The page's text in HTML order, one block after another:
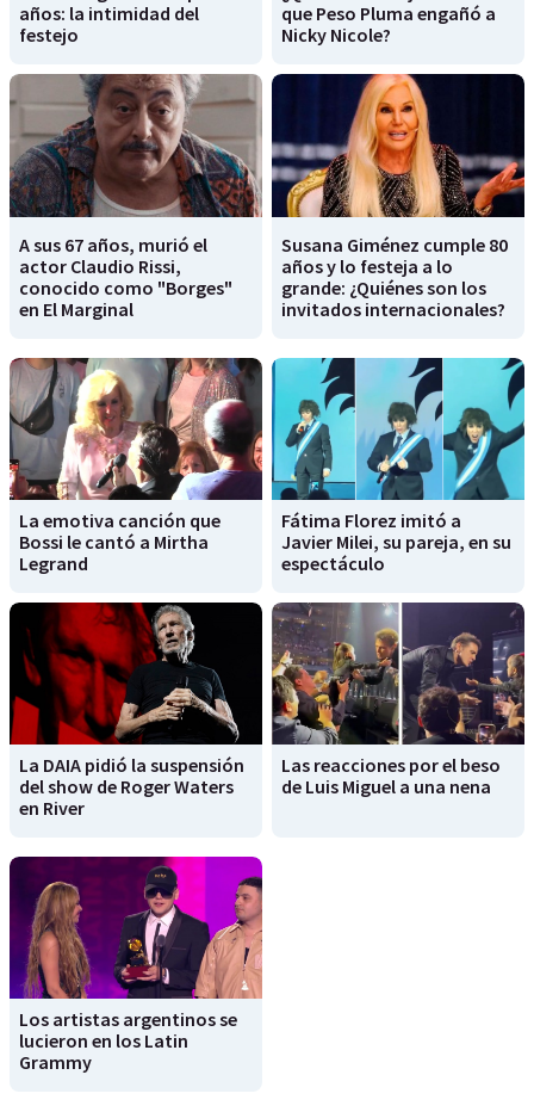
años: la intimidad del
festejo
que Peso Pluma engañó a
Nicky Nicole?
A sus 67 años, murió el
actor Claudio Rissi,
conocido como "Borges"
en El Marginal
Susana Giménez cumple 80
años y lo festeja a lo
grande: ¿Quiénes son los
invitados internacionales?
La emotiva canción que
Bossi le cantó a Mirtha
Legrand
Fátima Florez imitó a
Javier Milei, su pareja, en su
espectáculo
La DAIA pidió la suspensión
del show de Roger Waters
en River
Las reacciones por el beso
de Luis Miguel a una nena
Los artistas argentinos se
lucieron en los Latin
Grammy